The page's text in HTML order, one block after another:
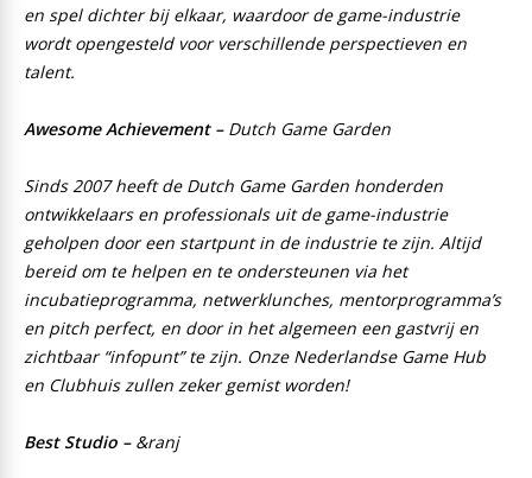
en spel dichter bij elkaar, waardoor de game-industrie
wordt opengesteld voor verschillende perspectieven en
talent.
Awesome Achievement – Dutch Game Garden
Sinds 2007 heeft de Dutch Game Garden honderden
ontwikkelaars en professionals uit de game-industrie
geholpen door een startpunt in de industrie te zijn. Altijd
bereid om te helpen en te ondersteunen via het
incubatieprogramma, netwerklunches, mentorprogramma’s
en pitch perfect, en door in het algemeen een gastvrij en
zichtbaar “infopunt” te zijn. Onze Nederlandse Game Hub
en Clubhuis zullen zeker gemist worden!
Best Studio – &ranj